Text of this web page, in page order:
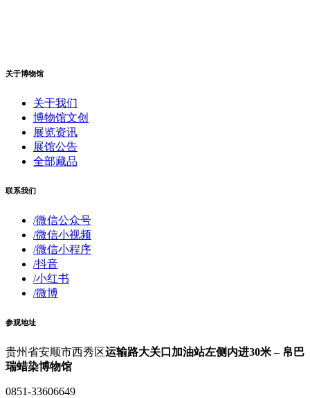
关于博物馆
关于我们
博物馆文创
展览资讯
展馆公告
全部藏品
联系我们
/微信公众号
/微信小视频
/微信小程序
/抖音
/小红书
/微博
参观地址
贵州省安顺市西秀区运输路大关口加油站左侧内进30米 – 帛巴
瑞蜡染博物馆
0851-33606649